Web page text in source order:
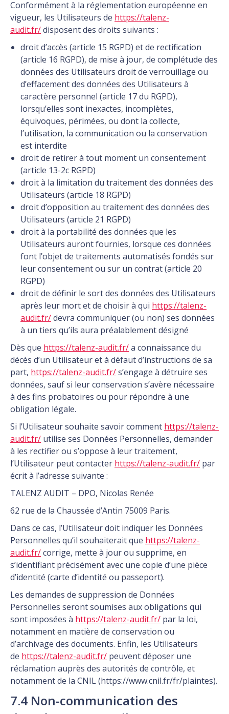
Conformément à la réglementation européenne en
vigueur, les Utilisateurs de https://talenz-
audit.fr/disposent des droits suivants :
droit d’accès (article 15 RGPD) et de rectification
(article 16 RGPD), de mise à jour, de complétude des
données des Utilisateurs droit de verrouillage ou
d’effacement des données des Utilisateurs à
caractère personnel (article 17 du RGPD),
lorsqu’elles sont inexactes, incomplètes,
équivoques, périmées, ou dont la collecte,
l’utilisation, la communication ou la conservation
est interdite
droit de retirer à tout moment un consentement
(article 13-2c RGPD)
droit à la limitation du traitement des données des
Utilisateurs (article 18 RGPD)
droit d’opposition au traitement des données des
Utilisateurs (article 21 RGPD)
droit à la portabilité des données que les
Utilisateurs auront fournies, lorsque ces données
font l’objet de traitements automatisés fondés sur
leur consentement ou sur un contrat (article 20
RGPD)
droit de définir le sort des données des Utilisateurs
après leur mort et de choisir à qui https://talenz-
audit.fr/devra communiquer (ou non) ses données
à un tiers qu’ils aura préalablement désigné
Dès que https://talenz-audit.fr/a connaissance du
décès d’un Utilisateur et à défaut d’instructions de sa
part, https://talenz-audit.fr/s’engage à détruire ses
données, sauf si leur conservation s’avère nécessaire
à des fins probatoires ou pour répondre à une
obligation légale.
Si l’Utilisateur souhaite savoir comment https://talenz-
audit.fr/ utilise ses Données Personnelles, demander
à les rectifier ou s’oppose à leur traitement,
l’Utilisateur peut contacter https://talenz-audit.fr/ par
écrit à l’adresse suivante :
TALENZ AUDIT – DPO, Nicolas Renée
62 rue de la Chaussée d’Antin 75009 Paris.
Dans ce cas, l’Utilisateur doit indiquer les Données
Personnelles qu’il souhaiterait que https://talenz-
audit.fr/corrige, mette à jour ou supprime, en
s’identifiant précisément avec une copie d’une pièce
d’identité (carte d’identité ou passeport).
Les demandes de suppression de Données
Personnelles seront soumises aux obligations qui
sont imposées à https://talenz-audit.fr/ par la loi,
notamment en matière de conservation ou
d’archivage des documents. Enfin, les Utilisateurs
de https://talenz-audit.fr/ peuvent déposer une
réclamation auprès des autorités de contrôle, et
notamment de la CNIL (https://www.cnil.fr/fr/plaintes).
7.4 Non-communication des